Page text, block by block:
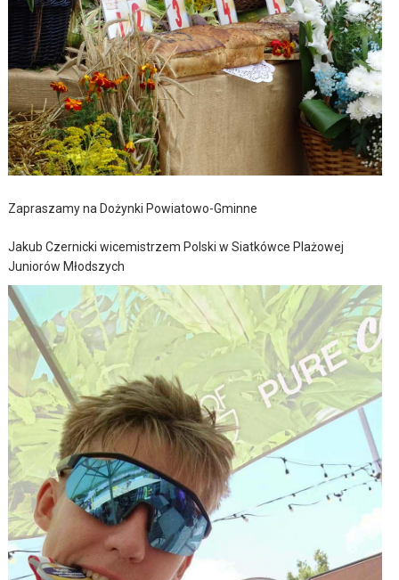
Zapraszamy na Dożynki Powiatowo-Gminne
Jakub Czernicki wicemistrzem Polski w Siatkówce Plażowej
Juniorów Młodszych